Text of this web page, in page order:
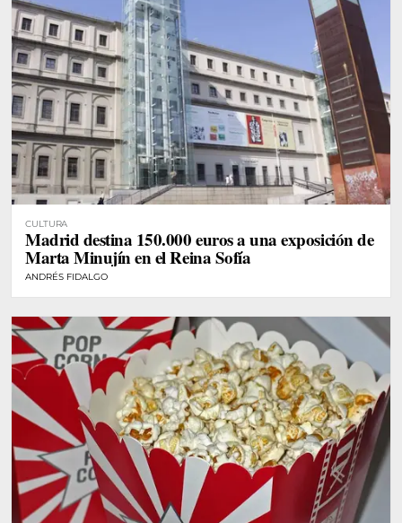
CULTURA
Madrid destina 150.000 euros a una exposición de
Marta Minujín en el Reina Sofía
ANDRÉS FIDALGO